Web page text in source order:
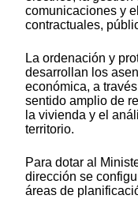
comunicaciones y
contractuales,
La ordenación y
desarrollan los
económica, a
sentido amplio de
la vivienda y el
territorio.
Para dotar al
dirección se
áreas de